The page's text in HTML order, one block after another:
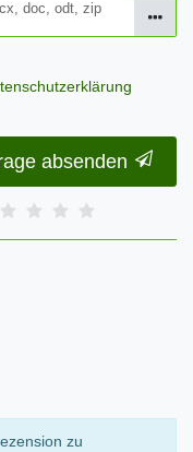
doc, odt, zip
absenden
zu